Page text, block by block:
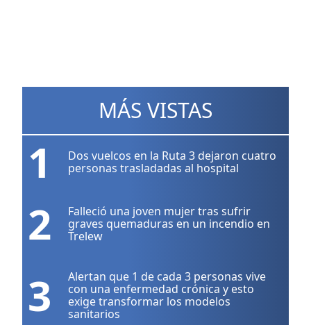
MÁS VISTAS
1
Dos vuelcos en la Ruta 3 dejaron cuatro
personas trasladadas al hospital
2
Falleció una joven mujer tras sufrir
graves quemaduras en un incendio en
Trelew
3
Alertan que 1 de cada 3 personas vive
con una enfermedad crónica y esto
exige transformar los modelos
sanitarios